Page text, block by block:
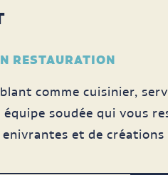
RESTAURATION
comme cuisinier,
soudée qui vous
et de